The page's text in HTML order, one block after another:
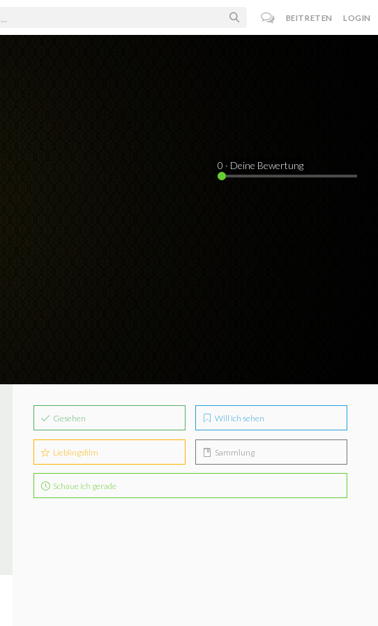
BEITRETEN LOGIN
0 · Deine Bewertung
Gesehen Will ich sehen
Lieblingsfilm Sammlung
Schaue ich gerade